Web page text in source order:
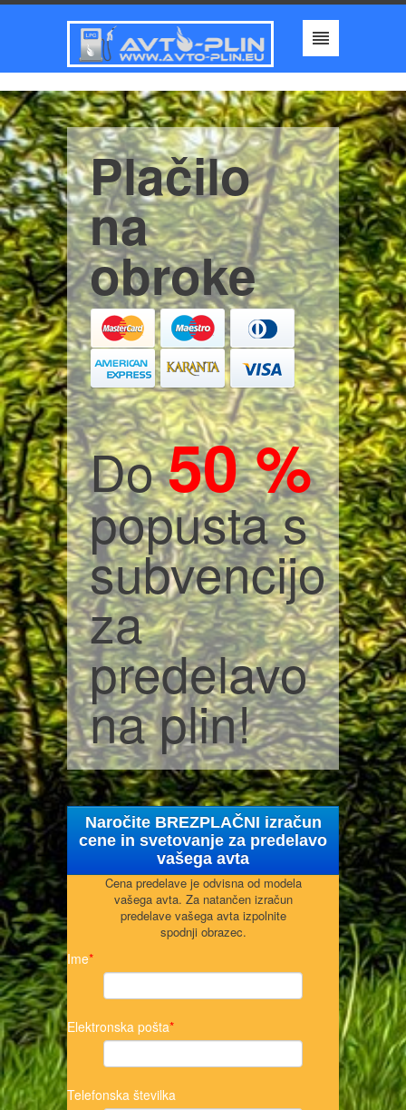
Plačilo
na
obroke
Do50 %
popusta s
subvencijo
za
predelavo
na plin!
Naročite BREZPLAČNI izračun
cene in svetovanje za predelavo
vašega avta
Cena predelave je odvisna od modela
vašega avta. Za natančen izračun
predelave vašega avta izpolnite
spodnji obrazec.
Ime*
Elektronska pošta*
Telefonska številka